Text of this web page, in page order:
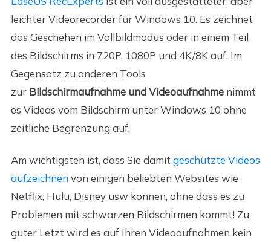
leichter Videorecorder für Windows 10. Es zeichnet
das Geschehen im Vollbildmodus oder in einem Teil
des Bildschirms in 720P, 1080P und 4K/8K auf. Im
Gegensatz zu anderen Tools
zur Bildschirmaufnahme und Videoaufnahmenimmt
es Videos vom Bildschirm unter Windows 10 ohne
zeitliche Begrenzung auf.
Am wichtigsten ist, dass Sie damit geschützte Videos
aufzeichnenvon einigen beliebten Websites wie
Netflix, Hulu, Disney usw können, ohne dass es zu
Problemen mit schwarzen Bildschirmen kommt! Zu
guter Letzt wird es auf Ihren Videoaufnahmen kein